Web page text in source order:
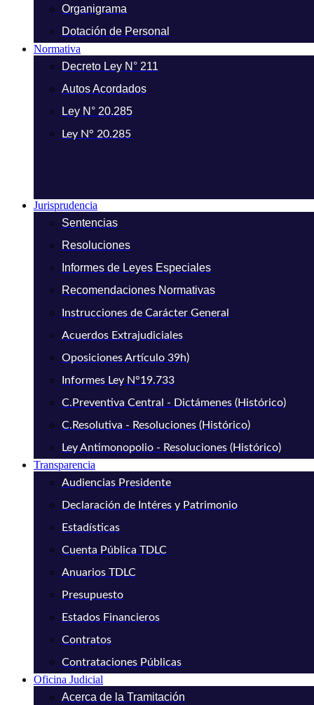
Organigrama
Dotación de Personal
Normativa
Decreto Ley N° 211
Autos Acordados
Ley N° 20.285
Ley N° 20.285
Jurisprudencia
Sentencias
Resoluciones
Informes de Leyes Especiales
Recomendaciones Normativas
Instrucciones de Carácter General
Acuerdos Extrajudiciales
Oposiciones Artículo 39h)
Informes Ley N°19.733
C.Preventiva Central - Dictámenes (Histórico)
C.Resolutiva - Resoluciones (Histórico)
Ley Antimonopolio - Resoluciones (Histórico)
Transparencia
Audiencias Presidente
Declaración de Intéres y Patrimonio
Estadísticas
Cuenta Pública TDLC
Anuarios TDLC
Presupuesto
Estados Financieros
Contratos
Contrataciones Públicas
Oficina Judicial
Acerca de la Tramitación